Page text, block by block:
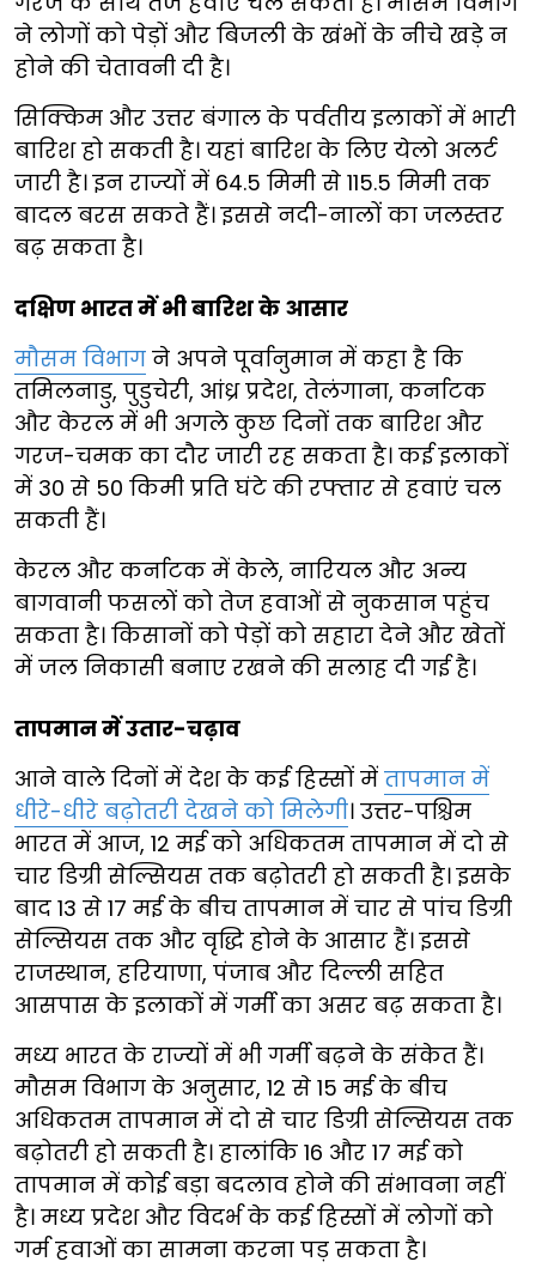
ने लोगों को पेड़ों और बिजली के खंभों के नीचे खड़े न
होने की चेतावनी दी है।
सिक्किम और उत्तर बंगाल के पर्वतीय इलाकों में भारी
बारिश हो सकती है। यहां बारिश के लिए येलो अलर्ट
जारी है। इन राज्यों में 64.5 मिमी से 115.5 मिमी तक
बादल बरस सकते हैं। इससे नदी-नालों का जलस्तर
बढ़ सकता है।
दक्षिण भारत में भी बारिश के आसार
मौसम विभाग ने अपने पूर्वानुमान में कहा है कि
तमिलनाडु, पुडुचेरी, आंध्र प्रदेश, तेलंगाना, कर्नाटक
और केरल में भी अगले कुछ दिनों तक बारिश और
गरज-चमक का दौर जारी रह सकता है। कई इलाकों
में 30 से 50 किमी प्रति घंटे की रफ्तार से हवाएं चल
सकती हैं।
केरल और कर्नाटक में केले, नारियल और अन्य
बागवानी फसलों को तेज हवाओं से नुकसान पहुंच
सकता है। किसानों को पेड़ों को सहारा देने और खेतों
में जल निकासी बनाए रखने की सलाह दी गई है।
तापमान में उतार-चढ़ाव
आने वाले दिनों में देश के कई हिस्सों में तापमान में
धीरे-धीरे बढ़ोतरी देखने को मिलेगी। उत्तर-पश्चिम
भारत में आज, 12 मई को अधिकतम तापमान में दो से
चार डिग्री सेल्सियस तक बढ़ोतरी हो सकती है। इसके
बाद 13 से 17 मई के बीच तापमान में चार से पांच डिग्री
सेल्सियस तक और वृद्धि होने के आसार हैं। इससे
राजस्थान, हरियाणा, पंजाब और दिल्ली सहित
आसपास के इलाकों में गर्मी का असर बढ़ सकता है।
मध्य भारत के राज्यों में भी गर्मी बढ़ने के संकेत हैं।
मौसम विभाग के अनुसार, 12 से 15 मई के बीच
अधिकतम तापमान में दो से चार डिग्री सेल्सियस तक
बढ़ोतरी हो सकती है। हालांकि 16 और 17 मई को
तापमान में कोई बड़ा बदलाव होने की संभावना नहीं
है। मध्य प्रदेश और विदर्भ के कई हिस्सों में लोगों को
गर्म हवाओं का सामना करना पड़ सकता है।